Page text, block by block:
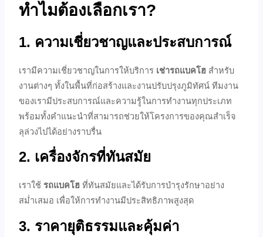
ทำไมต้องเลือกเรา?
1. ความเชี่ยวชาญและประสบการณ์
เรามีความเชี่ยวชาญในการให้บริการ เช่ารถแบคโฮ สำหรับ
งานต่างๆ ทั้งในพื้นที่ก่อสร้างและงานปรับปรุงภูมิทัศน์ ทีมงาน
ของเรามีประสบการณ์และความรู้ในการทำงานทุกประเภท
พร้อมทั้งคำแนะนำที่สามารถช่วยให้โครงการของคุณสำเร็จ
ลุล่วงไปได้อย่างราบรื่น
2. เครื่องจักรที่ทันสมัย
เราใช้รถแบคโฮ ที่ทันสมัยและได้รับการบำรุงรักษาอย่าง
สม่ำเสมอ เพื่อให้การทำงานมีประสิทธิภาพสูงสุด
3. ราคายุติธรรมและคุ้มค่า